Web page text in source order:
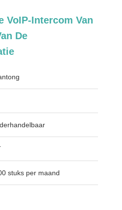
VoIP-Intercom Van
De
stuks per maand